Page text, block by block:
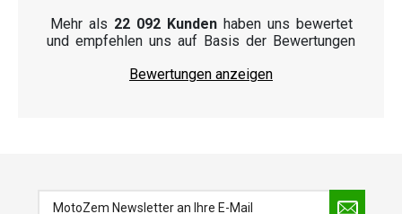
Mehr als 22 092 Kundenhaben uns bewertet
und empfehlen uns auf Basis der Bewertungen
Bewertungen anzeigen